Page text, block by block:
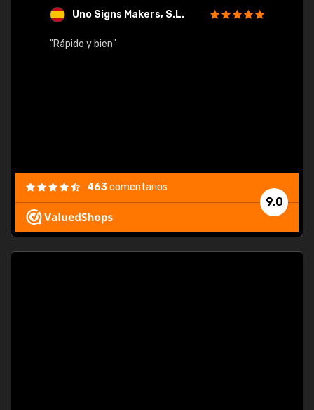
Uno Signs Makers, S.L.
"Rápido y bien"
9,0
463comentarios